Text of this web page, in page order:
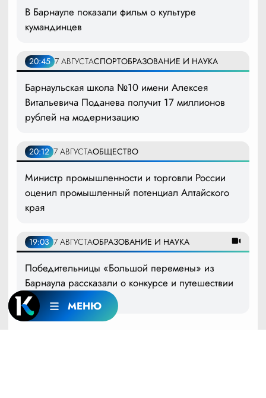
МЕНЮ
В Барнауле показали фильм о культуре
кумандинцев
20:45 7 АВГУСТАСПОРТОБРАЗОВАНИЕ И НАУКА
Барнаульская школа №10 имени Алексея
Витальевича Поданева получит 17 миллионов
рублей на модернизацию
20:12 7 АВГУСТАОБЩЕСТВО
Министр промышленности и торговли России
оценил промышленный потенциал Алтайского
края
19:03 7 АВГУСТАОБРАЗОВАНИЕ И НАУКА
Победительницы «Большой перемены» из
Барнаула рассказали о конкурсе и путешествии
мечты